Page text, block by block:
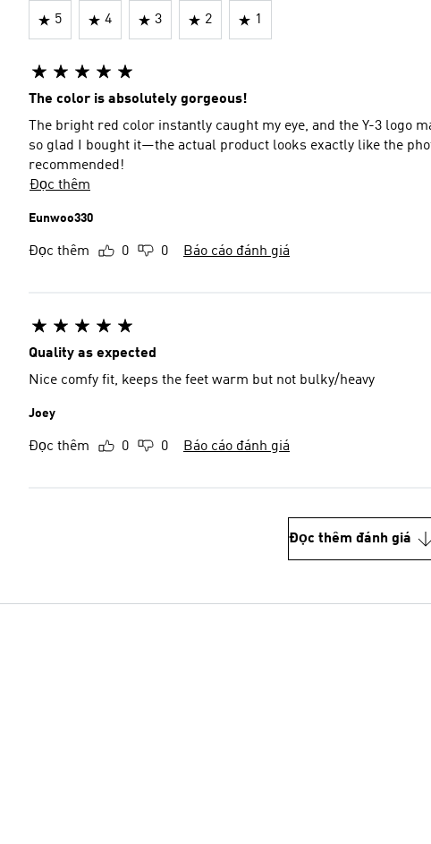
5 4 3 2 1
The color is absolutely gorgeous!
The bright red color instantly caught my eye, and the Y-3 logo
so glad I bought it—the actual product looks exactly like the
recommended!
Đọc thêm
Eunwoo330
Đọc thêm 0 0 Báo cáo đánh giá
Quality as expected
Nice comfy fit, keeps the feet warm but not bulky/heavy
Joey
Đọc thêm 0 0 Báo cáo đánh giá
Đọc thêm đánh giá